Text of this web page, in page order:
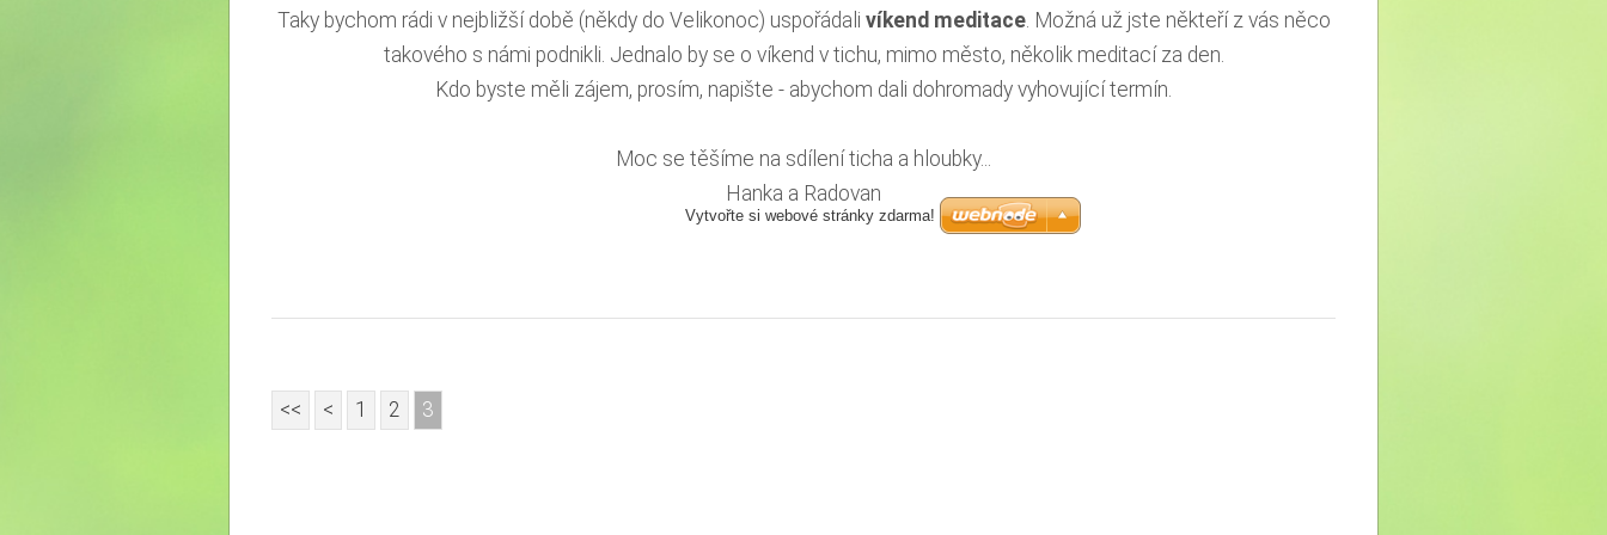
Taky bychom rádi v nejbližší době (někdy do Velikonoc) uspořádali víkend meditace. Možná už jste někteří z vás něco
takového s námi podnikli. Jednalo by se o víkend v tichu, mimo město, několik meditací za den.
Kdo byste měli zájem, prosím, napište - abychom dali dohromady vyhovující termín.
Moc se těšíme na sdílení ticha a hloubky...
Hanka a Radovan
<< < 1 2 3
Vytvořte si webové stránky zdarma!